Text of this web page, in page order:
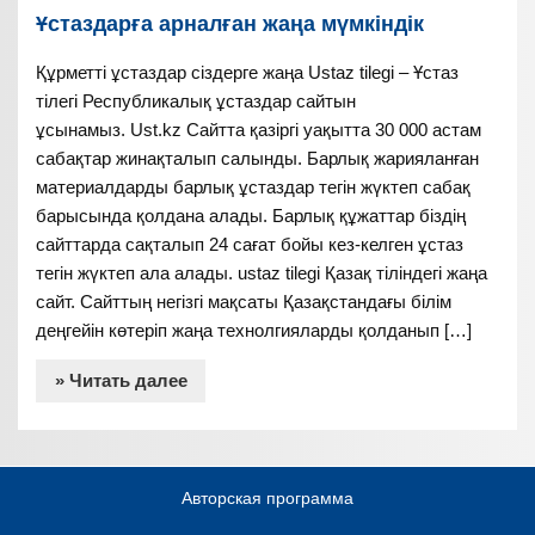
Ұстаздарға арналған жаңа мүмкіндік
Құрметті ұстаздар сіздерге жаңа Ustaz tilegi – Ұстаз
тілегі Республикалық ұстаздар сайтын
ұсынамыз. Ust.kz Сайтта қазіргі уақытта 30 000 астам
сабақтар жинақталып салынды. Барлық жарияланған
материалдарды барлық ұстаздар тегін жүктеп сабақ
барысында қолдана алады. Барлық құжаттар біздің
сайттарда сақталып 24 сағат бойы кез-келген ұстаз
тегін жүктеп ала алады. ustaz tilegi Қазақ тіліндегі жаңа
сайт. Сайттың негізгі мақсаты Қазақстандағы білім
деңгейін көтеріп жаңа технолгияларды қолданып […]
» Читать далее
Авторская программа